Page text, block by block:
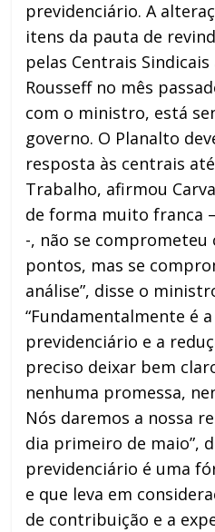
previdenciário. A
itens da pauta de
pelas Centrais
Rousseff no mês
com o ministro, está
governo. O Planalto
resposta às centrais
Trabalho, afirmou
de forma muito franca
-, não se comprometeu
pontos, mas se
análise”, disse o
“Fundamentalmente é
previdenciário e a
preciso deixar bem
nenhuma promessa,
Nós daremos a nossa
dia primeiro de maio”,
previdenciário é uma
e que leva em
de contribuição e a